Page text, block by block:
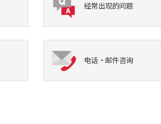
经常出现的问题
电话·邮件咨询